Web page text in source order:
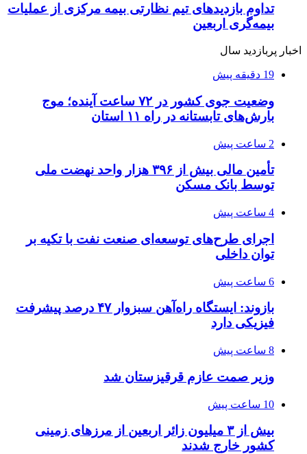
تداوم بازدیدهای تیم نظارتی بیمه مرکزی از عملیات
بیمه‌گری اربعین
اخبار پربازدید سال
19 دقیقه پیش
وضعیت جوی کشور در ۷۲ ساعت آینده؛ موج
بارش‌های تابستانه در راه ۱۱ استان
2 ساعت پیش
تأمین مالی بیش از ۳۹۶ هزار واحد نهضت ملی
توسط بانک مسکن
4 ساعت پیش
اجرای طرح‌های توسعه‌ای صنعت نفت با تکیه بر
توان داخلی
6 ساعت پیش
بازوند: ایستگاه راه‌آهن سبزوار ۴۷ درصد پیشرفت
فیزیکی دارد
8 ساعت پیش
وزیر صمت عازم قرقیزستان شد
10 ساعت پیش
بیش از ۳ میلیون زائر اربعین از مرزهای زمینی
کشور خارج شدند